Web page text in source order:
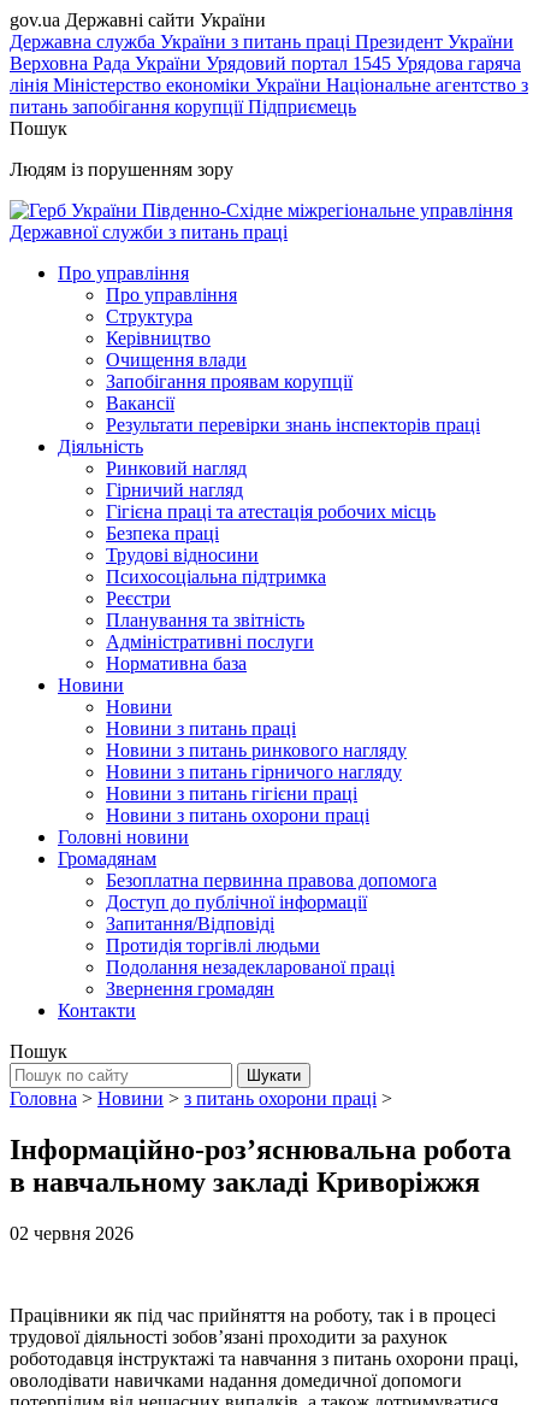
gov.ua Державні сайти України
Державна служба України з питань праці Президент України
Верховна Рада України Урядовий портал 1545 Урядова гаряча
лінія Міністерство економіки України Національне агентство з
питань запобігання корупціїПідприємець
Пошук
Людям із порушенням зору
Південно-Східне міжрегіональне управління
Державної служби з питань праці
Про управління
Про управління
Структура
Керівництво
Очищення влади
Запобігання проявам корупції
Вакансії
Результати перевірки знань інспекторів праці
Діяльність
Ринковий нагляд
Гірничий нагляд
Гігієна праці та атестація робочих місць
Безпека праці
Трудові відносини
Психосоціальна підтримка
Реєстри
Планування та звітність
Адміністративні послуги
Нормативна база
Новини
Новини
Новини з питань праці
Новини з питань ринкового нагляду
Новини з питань гірничого нагляду
Новини з питань гігієни праці
Новини з питань охорони праці
Головні новини
Громадянам
Безоплатна первинна правова допомога
Доступ до публічної інформації
Запитання/Відповіді
Протидія торгівлі людьми
Подолання незадекларованої праці
Звернення громадян
Контакти
Пошук
Головна > Новини > з питань охорони праці >
Інформаційно-роз’яснювальна робота
в навчальному закладі Криворіжжя
02 червня 2026
Працівники як під час прийняття на роботу, так і в процесі
трудової діяльності зобов’язані проходити за рахунок
роботодавця інструктажі та навчання з питань охорони праці,
оволодівати навичками надання домедичної допомоги